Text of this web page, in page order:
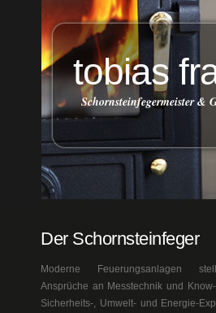
tobias
Schornsteinfegermeister &
Der Schornsteinfeger
Moderne Feuerungsanlagen
Ansprüche an Messtechnik und
Sicherheits-, Umwelt- und Energie-